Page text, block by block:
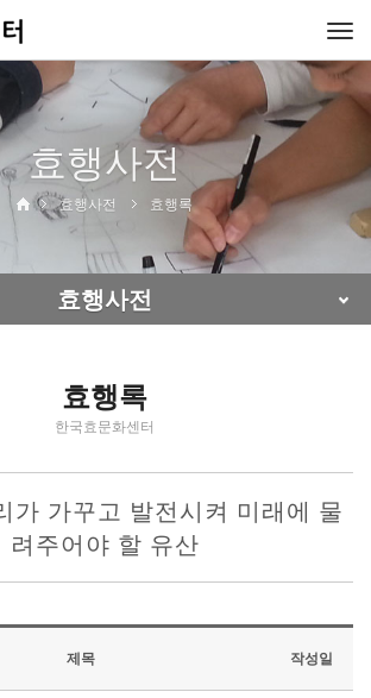
효행사전
효행사전 효행록
효행사전
효행록
한국효문화센터
가 가꾸고 발전시켜 미래에 물
려주어야 할 유산
제목 작성일